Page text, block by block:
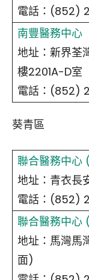
電話：(852)
南豐醫務中心
地址：新界荃
樓2201A-D室
電話：(852)
葵青區
聯合醫務中心
地址：青衣長
電話：(852)
聯合醫務中心
地址：馬灣馬
面)